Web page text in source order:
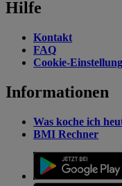
Hilfe
Kontakt
FAQ
Cookie-
Informationen
Was koche ich
BMI Rechner